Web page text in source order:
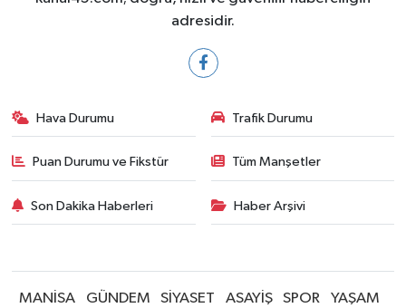
adresidir.
Hava Durumu Trafik Durumu
Puan Durumu ve Fikstür Tüm Manşetler
Son Dakika Haberleri Haber Arşivi
MANİSA GÜNDEM SİYASET ASAYİŞ SPOR
YAŞAM